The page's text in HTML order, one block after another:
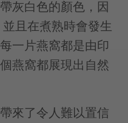
灰白色的顏色，因
且在煮熟時會發生
一片燕窩都是由印
燕窩都展現出自然
來了令人難以置信